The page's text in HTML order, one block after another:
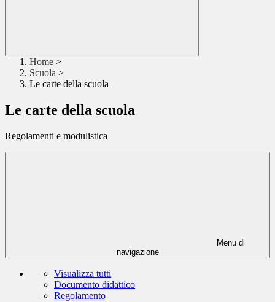
Home >
Scuola >
Le carte della scuola
Le carte della scuola
Regolamenti e modulistica
Menu di
navigazione
Visualizza tutti
Documento didattico
Regolamento